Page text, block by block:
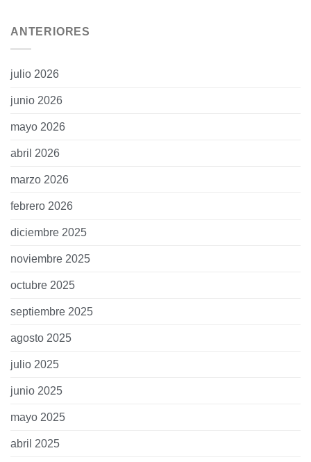
ANTERIORES
julio 2026
junio 2026
mayo 2026
abril 2026
marzo 2026
febrero 2026
diciembre 2025
noviembre 2025
octubre 2025
septiembre 2025
agosto 2025
julio 2025
junio 2025
mayo 2025
abril 2025